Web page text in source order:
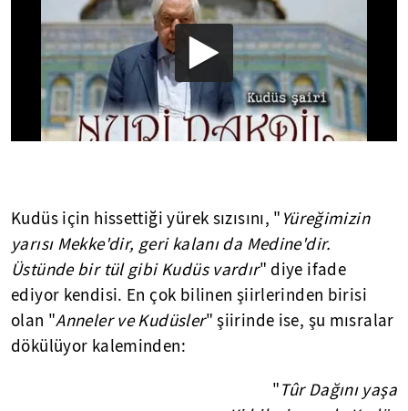
Kudüs için hissettiği yürek sızısını, " Yüreğimizin
yarısı Mekke'dir, geri kalanı da Medine'dir.
Üstünde bir tül gibi Kudüs vardır" diye ifade
ediyor kendisi. En çok bilinen şiirlerinden birisi
olan "Anneler ve Kudüsler" şiirinde ise, şu mısralar
dökülüyor kaleminden:
"Tûr Dağını yaşa